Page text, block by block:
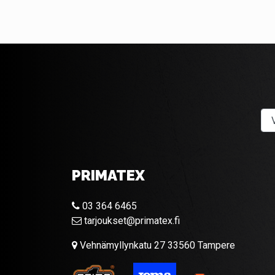
PRIMATEX
03 364 6465
tarjoukset@primatex.fi
Vehnämyllynkatu 27 33560 Tampere